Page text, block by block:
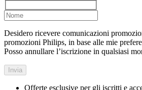
Desidero ricevere comunicazioni
promozioni Philips, in base alle mie
Posso annullare l’iscrizione in qualsiasi
Invia
Offerte esclusive per gli iscritti e